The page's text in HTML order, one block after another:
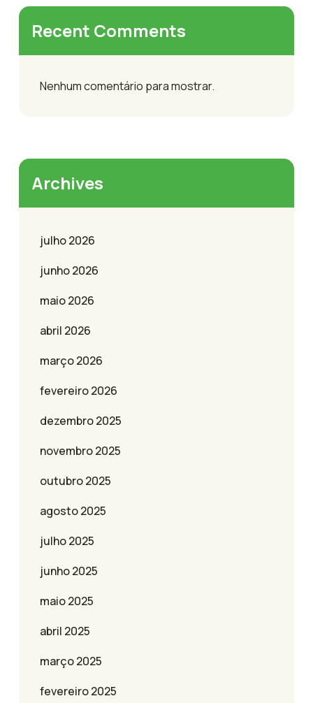
Recent Comments
Nenhum comentário para mostrar.
Archives
julho 2026
junho 2026
maio 2026
abril 2026
março 2026
fevereiro 2026
dezembro 2025
novembro 2025
outubro 2025
agosto 2025
julho 2025
junho 2025
maio 2025
abril 2025
março 2025
fevereiro 2025